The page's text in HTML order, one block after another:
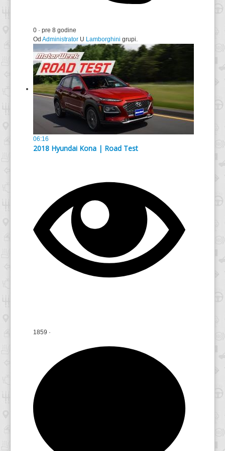
0 · pre 8 godine
Od Administrator U Lamborghini grupi.
06:16
2018 Hyundai Kona | Road Test
1859 ·